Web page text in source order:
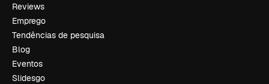
Reviews
Emprego
Tendências de pesquisa
Blog
Eventos
Slidesgo